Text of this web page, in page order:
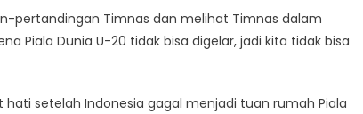
pertandingan Timnas dan melihat Timnas dalam
Piala Dunia U-20 tidak bisa digelar, jadi kita tidak bisa
setelah Indonesia gagal menjadi tuan rumah Piala